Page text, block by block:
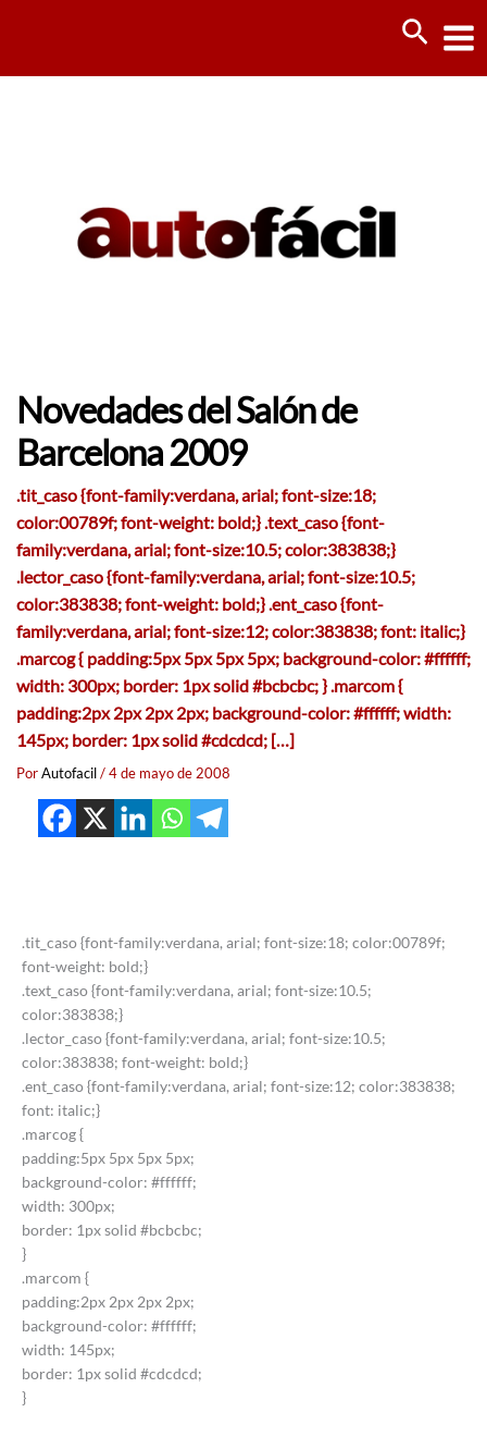
Novedades del Salón de
Barcelona 2009
.tit_caso {font-family:verdana, arial; font-size:18;
color:00789f; font-weight: bold;} .text_caso {font-
family:verdana, arial; font-size:10.5; color:383838;}
.lector_caso {font-family:verdana, arial; font-size:10.5;
color:383838; font-weight: bold;} .ent_caso {font-
family:verdana, arial; font-size:12; color:383838; font: italic;}
.marcog { padding:5px 5px 5px 5px; background-color: #ffffff;
width: 300px; border: 1px solid #bcbcbc; } .marcom {
padding:2px 2px 2px 2px; background-color: #ffffff; width:
145px; border: 1px solid #cdcdcd; […]
PorAutofacil/4 de mayo de 2008
.tit_caso {font-family:verdana, arial; font-size:18; color:00789f;
font-weight: bold;}
.text_caso {font-family:verdana, arial; font-size:10.5;
color:383838;}
.lector_caso {font-family:verdana, arial; font-size:10.5;
color:383838; font-weight: bold;}
.ent_caso {font-family:verdana, arial; font-size:12; color:383838;
font: italic;}
.marcog {
padding:5px 5px 5px 5px;
background-color: #ffffff;
width: 300px;
border: 1px solid #bcbcbc;
}
.marcom {
padding:2px 2px 2px 2px;
background-color: #ffffff;
width: 145px;
border: 1px solid #cdcdcd;
}